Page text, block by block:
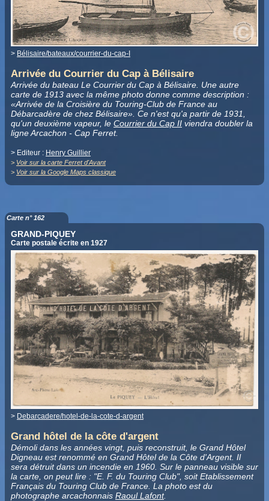
> Bélisaire/bateaux/courrier-du-cap-I
Arrivée du Courrier du Cap à Bélisaire
Arrivée du bateau Le Courrier du Cap à Bélisaire. Une autre
carte de 1913 avec la même photo donne comme description :
«Arrivée de la Croisière du Touring-Club de France au
Débarcadère de chez Bélisaire». Ce n'est qu'a partir de 1931,
qu'un deuxième vapeur, le Courrier du Cap II viendra doubler la
ligne Arcachon - Cap Ferret.
> Editeur : Henry Guillier
> Voir sur la carte Ferret d'Avant
> Voir sur la Google Maps classique
Carte n° 162
GRAND-PIQUEY
Carte postale écrite en 1927
> Debarcadere/hotel-de-la-cote-d-argent
Grand hôtel de la côte d'argent
Démoli dans les années vingt, puis reconstruit, le Grand Hôtel
Digneau est renommé en Grand Hôtel de la Côte d'Argent. Il
sera détruit dans un incendie en 1960. Sur le panneau visible sur
la carte, on peut lire : "E. F. du Touring Club", soit Etablissement
Français du Touring Club de France. La photo est du
photographe arcachonnais Raoul Lafont.